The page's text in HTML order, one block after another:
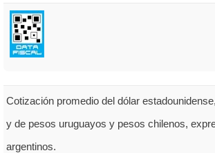
Cotización promedio del dólar
y de pesos uruguayos y pesos chilenos,
argentinos.